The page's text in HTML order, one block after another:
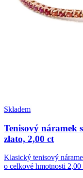
Skladem
Tenisový náramek
zlato, 2,00 ct
Klasický tenisový
o celkové hmotnosti